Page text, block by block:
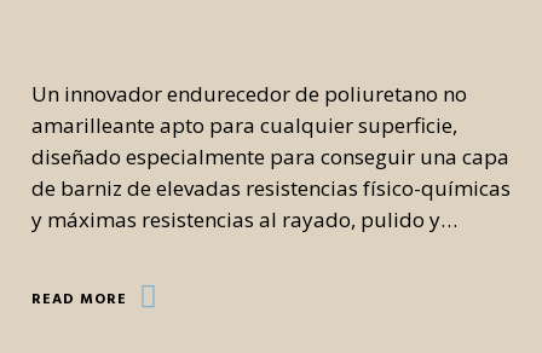
Un innovador endurecedor de poliuretano no
amarilleante apto para cualquier superficie,
diseñado especialmente para conseguir una capa
de barniz de elevadas resistencias físico-químicas
y máximas resistencias al rayado, pulido y…
READ MORE